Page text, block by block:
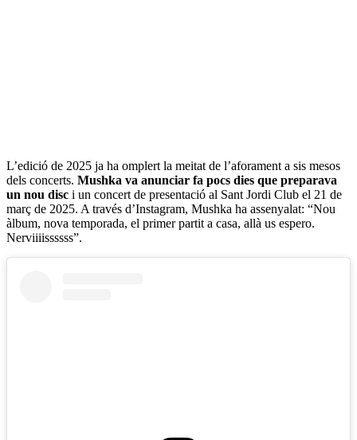
L’edició de 2025 ja ha omplert la meitat de l’aforament a sis mesos
dels concerts. Mushka va anunciar fa pocs dies que preparava
un nou disc i un concert de presentació al Sant Jordi Club el 21 de
març de 2025. A través d’Instagram, Mushka ha assenyalat: “Nou
àlbum, nova temporada, el primer partit a casa, allà us espero.
Nerviiiissssss”.